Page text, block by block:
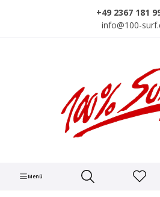
+49 2367 181
info@100-
Menü